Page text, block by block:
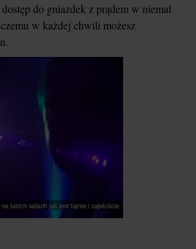
do gniazdek z prądem w niemal
w każdej chwili możesz